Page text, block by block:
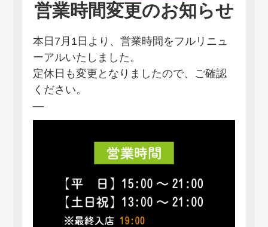
営業時間変更のお知らせ
本日7月1日より、営業時間をフルリニュ
ーアルいたしました。
定休日も変更となりましたので、ご確認
ください。
—